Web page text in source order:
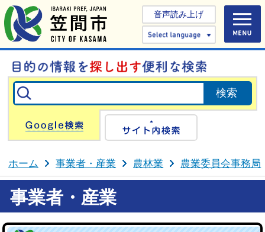
音声読み上げ
Select
Google検索
ホーム 事業者・産業 農林業 農業委員会事務局
事業者・産業